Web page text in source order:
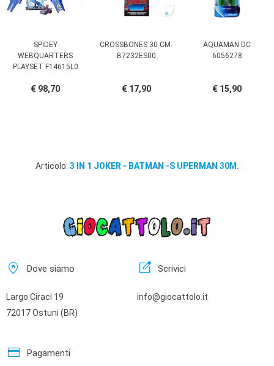
SPIDEY
WEBQUARTERS
PLAYSET F14615L0
€ 98,70
CROSSBONES 30 CM.
B7232ES00
€ 17,90
AQUAMAN DC
6056278
€ 15,90
Articolo: 3 IN 1 JOKER - BATMAN -S UPERMAN 30M.
home_pin Dove siamo
Largo Ciraci 19
72017 Ostuni (BR)
edit_square Scrivici
info@giocattolo.it
credit_card Pagamenti